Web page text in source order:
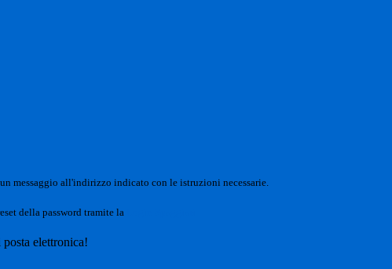
messaggio all'indirizzo indicato con le istruzioni necessarie.
della password tramite la
elettronica!